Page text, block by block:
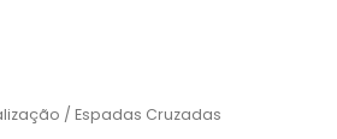
/ Espadas Cruzadas